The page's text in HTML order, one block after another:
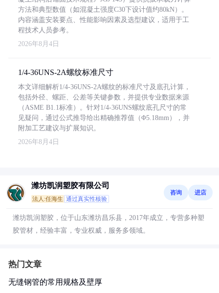
方法和典型数值（如混凝土强度C30下设计值约80kN）。
内容涵盖安装要点、性能影响因素及选型建议，适用于工
程技术人员参考。
2026年8月4日
1/4-36UNS-2A螺纹标准尺寸
本文详细解析1/4-36UNS-2A螺纹的标准尺寸及底孔计算，
包括外径、螺距、公差等关键参数，并提供专业数据来源
（ASME B1.1标准）。针对1/4-36UNS螺纹底孔尺寸的常
见疑问，通过公式推导给出精确推荐值（Φ5.18mm），并
附加工艺建议与扩展知识。
2026年8月4日
潍坊凯润塑胶有限公司
法人:任海生 通过真实性核验
咨询 进店
潍坊凯润塑胶，位于山东潍坊昌乐县，2017年成立，专营多种塑
胶管材，经验丰富，专业权威，服务多领域。
热门文章
无缝钢管的常用规格及壁厚